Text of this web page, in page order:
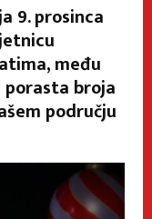
9. prosinca
među
broja
području